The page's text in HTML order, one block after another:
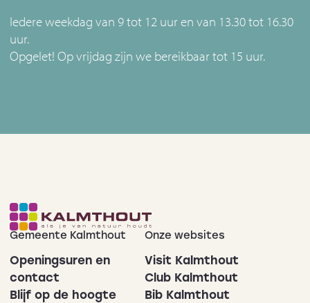
Iedere weekdag van 9 tot 12 uur en van 13.30 tot 16.30
uur.
Opgelet! Op vrijdag zijn we bereikbaar tot 15 uur.
Gemeente Kalmthout
Openingsuren en
contact
Blijf op de hoogte
Onze websites
Visit Kalmthout
Club Kalmthout
Bib Kalmthout